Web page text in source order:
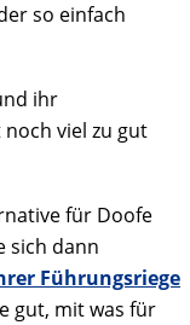
so einfach
ihr
viel zu gut
für Doofe
sich dann
Führungsriege
gut, mit was für